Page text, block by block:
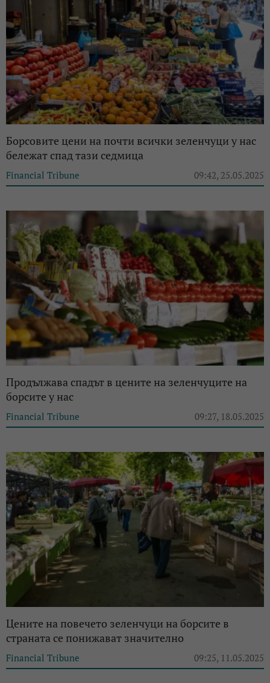
Борсовите цени на почти всички зеленчуци у нас
бележат спад тази седмица
Financial Tribune 09:42, 25.05.2025
Продължава спадът в цените на зеленчуците на
борсите у нас
Financial Tribune 09:27, 18.05.2025
Цените на повечето зеленчуци на борсите в
страната се понижават значително
Financial Tribune 09:25, 11.05.2025